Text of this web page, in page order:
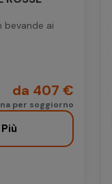
bevande ai
da 407 €
per soggiorno